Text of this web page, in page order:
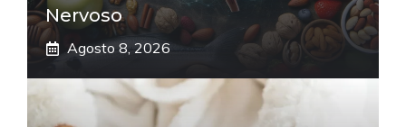
Nervoso
Agosto 8, 2026